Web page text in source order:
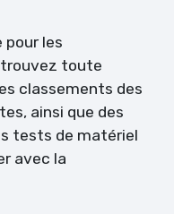
pour les
toute
classements des
ainsi que des
tests de matériel
avec la